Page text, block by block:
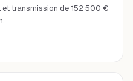
et transmission de 152 500 €